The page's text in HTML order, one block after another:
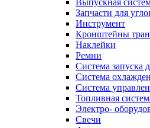
Выпускная
Запчасти для
Инструмент
Кронштейны
Наклейки
Ремни
Система запуска
Система
Система
Топливная
Электро-
Свечи